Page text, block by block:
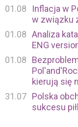
01.08
Inflacja w
w związku
01.08 Analiza
ENG
01.08
kierują się
31.07 Polska
sukcesu